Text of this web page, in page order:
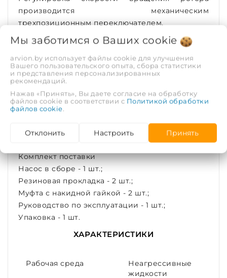
производится механическим
трехпозиционным переключателем.
Обмотки электродвигателя снабжены защитой
полного сопротивления. Имеется
подключение для заземления наружного
корпуса насоса.
Модельный ряд
Размеры циркуляционных насосов STI
Комплект поставки
Насос в сборе - 1 шт.;
Резиновая прокладка - 2 шт.;
Муфта с накидной гайкой - 2 шт.;
Руководство по эксплуатации - 1 шт.;
Упаковка - 1 шт.
ХАРАКТЕРИСТИКИ
Рабочая среда
Неагрессивные
жидкости
Мы заботимся о Ваших cookie
arvion.by использует файлы cookie для улучшения
Вашего пользовательского опыта, сбора статистики
и представления персонализированных
рекомендаций.
Нажав «Принять», Вы даете согласие на обработку
файлов cookie в соответствии с Политикой обработки
файлов cookie.
Отклонить Настроить Принять